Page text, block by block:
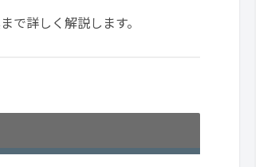
で詳しく解説します。